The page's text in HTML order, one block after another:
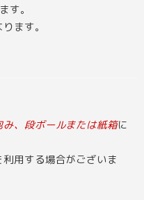
す。
ます。
、段ボールまたは紙箱に
利用する場合がございま